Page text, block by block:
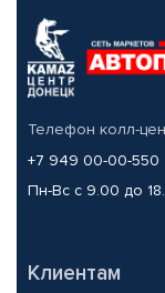
Телефон колл-
+7 949 00-00-550
Пн-Вс с 9.00 до
Клиентам